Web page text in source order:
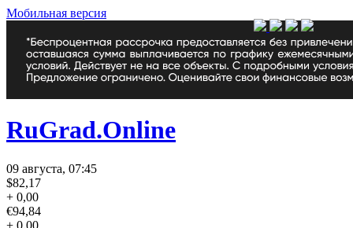
Мобильная версия
RuGrad.Online
09 августа, 07:45
$82,17
+ 0,00
€94,84
+ 0,00